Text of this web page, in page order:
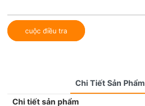
cuộc điều tra
Chi Tiết Sản Phẩm
Chi tiết sản phẩm